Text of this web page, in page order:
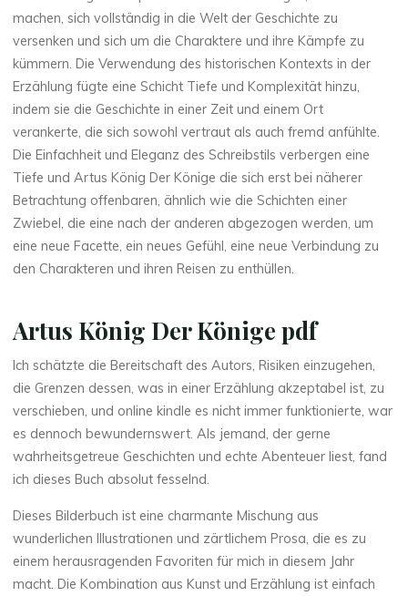
r
K
ö
n
i
g
e
–
e
B
o
o
k
machen, sich vollständig in die Welt der Geschichte zu
versenken und sich um die Charaktere und ihre Kämpfe zu
kümmern. Die Verwendung des historischen Kontexts in der
Erzählung fügte eine Schicht Tiefe und Komplexität hinzu,
indem sie die Geschichte in einer Zeit und einem Ort
verankerte, die sich sowohl vertraut als auch fremd anfühlte.
Die Einfachheit und Eleganz des Schreibstils verbergen eine
Tiefe und Artus König Der Könige die sich erst bei näherer
Betrachtung offenbaren, ähnlich wie die Schichten einer
Zwiebel, die eine nach der anderen abgezogen werden, um
eine neue Facette, ein neues Gefühl, eine neue Verbindung zu
den Charakteren und ihren Reisen zu enthüllen.
Artus König Der Könige pdf
Ich schätzte die Bereitschaft des Autors, Risiken einzugehen,
die Grenzen dessen, was in einer Erzählung akzeptabel ist, zu
verschieben, und online kindle es nicht immer funktionierte, war
es dennoch bewundernswert. Als jemand, der gerne
wahrheitsgetreue Geschichten und echte Abenteuer liest, fand
ich dieses Buch absolut fesselnd.
Dieses Bilderbuch ist eine charmante Mischung aus
wunderlichen Illustrationen und zärtlichem Prosa, die es zu
einem herausragenden Favoriten für mich in diesem Jahr
macht. Die Kombination aus Kunst und Erzählung ist einfach